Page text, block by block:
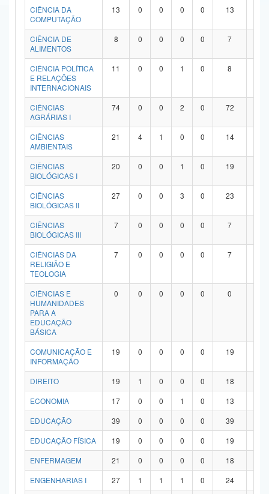
Banco Central do Brasil
CIÊNCIA DA
COMPUTAÇÃO
13 0 0 0 0 13
CIÊNCIA DE
ALIMENTOS
8 0 0 0 0 7
CIÊNCIA POLÍTICA
E RELAÇÕES
INTERNACIONAIS
11 0 0 1 0 8
CIÊNCIAS
AGRÁRIAS I
74 0 0 2 0 72
CIÊNCIAS
AMBIENTAIS
21 4 1 0 0 14
CIÊNCIAS
BIOLÓGICAS I
20 0 0 1 0 19
CIÊNCIAS
BIOLÓGICAS II
27 0 0 3 0 23
CIÊNCIAS
BIOLÓGICAS III
7 0 0 0 0 7
CIÊNCIAS DA
RELIGIÃO E
TEOLOGIA
7 0 0 0 0 7
CIÊNCIAS E
HUMANIDADES
PARA A
EDUCAÇÃO
BÁSICA
0 0 0 0 0 0
COMUNICAÇÃO E
INFORMAÇÃO
19 0 0 0 0 19
DIREITO 19 1 0 0 0 18
ECONOMIA
17 0 0 1 0 13
EDUCAÇÃO
39 0 0 0 0 39
EDUCAÇÃO FÍSICA
19 0 0 0 0 19
ENFERMAGEM
21 0 0 0 0 18
ENGENHARIAS I
27 1 1 1 0 24